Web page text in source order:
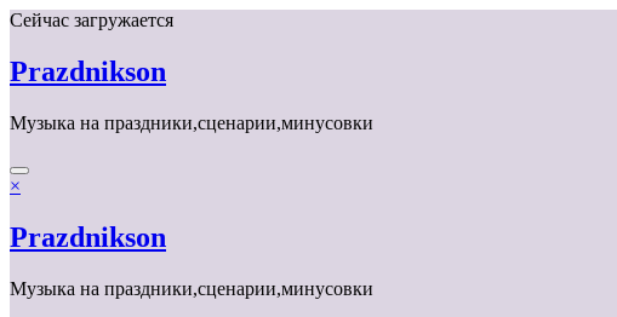
Перейти
содержимому
Сейчас загружается
Prazdnikson
Музыка на праздники,сценарии,минусовки
×
Prazdnikson
Музыка на праздники,сценарии,минусовки